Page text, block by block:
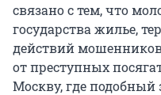
связано с тем, что
государства жилье,
действий
от преступных
Москву, где